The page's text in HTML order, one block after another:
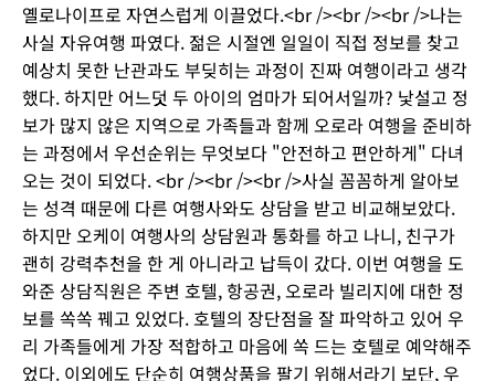
옐로나이프로 자연스럽게 이끌었다.<br /><br /><br />나는
사실 자유여행 파였다. 젊은 시절엔 일일이 직접 정보를 찾고
예상치 못한 난관과도 부딪히는 과정이 진짜 여행이라고 생각
했다. 하지만 어느덧 두 아이의 엄마가 되어서일까? 낯설고 정
보가 많지 않은 지역으로 가족들과 함께 오로라 여행을 준비하
는 과정에서 우선순위는 무엇보다 "안전하고 편안하게" 다녀
오는 것이 되었다. <br /><br /><br />사실 꼼꼼하게 알아보
는 성격 때문에 다른 여행사와도 상담을 받고 비교해보았다.
하지만 오케이 여행사의 상담원과 통화를 하고 나니, 친구가
괜히 강력추천을 한 게 아니라고 납득이 갔다. 이번 여행을 도
와준 상담직원은 주변 호텔, 항공권, 오로라 빌리지에 대한 정
보를 쏙쏙 꿰고 있었다. 호텔의 장단점을 잘 파악하고 있어 우
리 가족들에게 가장 적합하고 마음에 쏙 드는 호텔로 예약해주
었다. 이외에도 단순히 여행상품을 팔기 위해서라기 보단, 우